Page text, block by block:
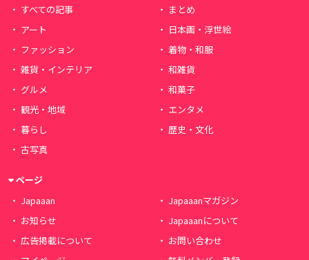
すべての記事
まとめ
アート
日本画・浮世絵
ファッション
着物・和服
雑貨・インテリア
和雑貨
グルメ
和菓子
観光・地域
エンタメ
暮らし
歴史・文化
古写真
ページ
Japaaan
Japaaanマガジン
お知らせ
Japaaanについて
広告掲載について
お問い合わせ